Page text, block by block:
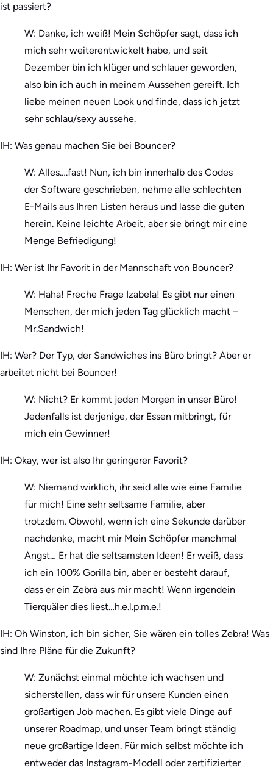
ist passiert?
W: Danke, ich weiß! Mein Schöpfer sagt, dass ich
mich sehr weiterentwickelt habe, und seit
Dezember bin ich klüger und schlauer geworden,
also bin ich auch in meinem Aussehen gereift. Ich
liebe meinen neuen Look und finde, dass ich jetzt
sehr schlau/sexy aussehe.
IH: Was genau machen Sie bei Bouncer?
W: Alles….fast! Nun, ich bin innerhalb des Codes
der Software geschrieben, nehme alle schlechten
E-Mails aus Ihren Listen heraus und lasse die guten
herein. Keine leichte Arbeit, aber sie bringt mir eine
Menge Befriedigung!
IH: Wer ist Ihr Favorit in der Mannschaft von Bouncer?
W: Haha! Freche Frage Izabela! Es gibt nur einen
Menschen, der mich jeden Tag glücklich macht –
Mr.Sandwich!
IH: Wer? Der Typ, der Sandwiches ins Büro bringt? Aber er
arbeitet nicht bei Bouncer!
W: Nicht? Er kommt jeden Morgen in unser Büro!
Jedenfalls ist derjenige, der Essen mitbringt, für
mich ein Gewinner!
IH: Okay, wer ist also Ihr geringerer Favorit?
W: Niemand wirklich, ihr seid alle wie eine Familie
für mich! Eine sehr seltsame Familie, aber
trotzdem. Obwohl, wenn ich eine Sekunde darüber
nachdenke, macht mir Mein Schöpfer manchmal
Angst… Er hat die seltsamsten Ideen! Er weiß, dass
ich ein 100% Gorilla bin, aber er besteht darauf,
dass er ein Zebra aus mir macht! Wenn irgendein
Tierquäler dies liest…h.e.l.p.m.e.!
IH: Oh Winston, ich bin sicher, Sie wären ein tolles Zebra! Was
sind Ihre Pläne für die Zukunft?
W: Zunächst einmal möchte ich wachsen und
sicherstellen, dass wir für unsere Kunden einen
großartigen Job machen. Es gibt viele Dinge auf
unserer Roadmap, und unser Team bringt ständig
neue großartige Ideen. Für mich selbst möchte ich
entweder das Instagram-Modell oder zertifizierter